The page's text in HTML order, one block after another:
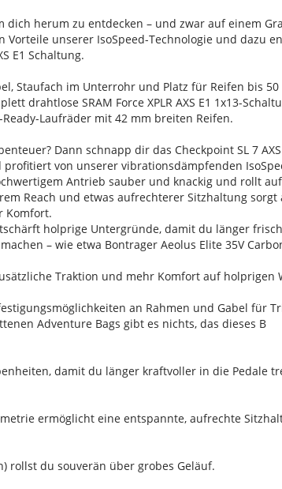
herum zu entdecken – und zwar auf einem
unserer IsoSpeed-Technologie und dazu
E1 Schaltung.
Staufach im Unterrohr und Platz für Reifen bis
drahtlose SRAM Force XPLR AXS E1 1x13-
Laufräder mit 42 mm breiten Reifen.
Dann schnapp dir das Checkpoint SL 7
von unserer vibrationsdämpfenden
Antrieb sauber und knackig und rollt
Reach und etwas aufrechterer Sitzhaltung
Komfort.
holprige Untergründe, damit du länger
– wie etwa Bontrager Aeolus Elite 35V
Traktion und mehr Komfort auf
an Rahmen und Gabel für
Adventure Bags gibt es nichts, das dieses B
damit du länger kraftvoller in die Pedale
ermöglicht eine entspannte, aufrechte
rollst du souverän über grobes Geläuf.